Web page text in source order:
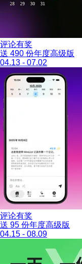
评论有奖
送 490 份年度高级版
04.13 - 07.02
评论有奖
送 95 份年度高级版
04.15 - 08.09